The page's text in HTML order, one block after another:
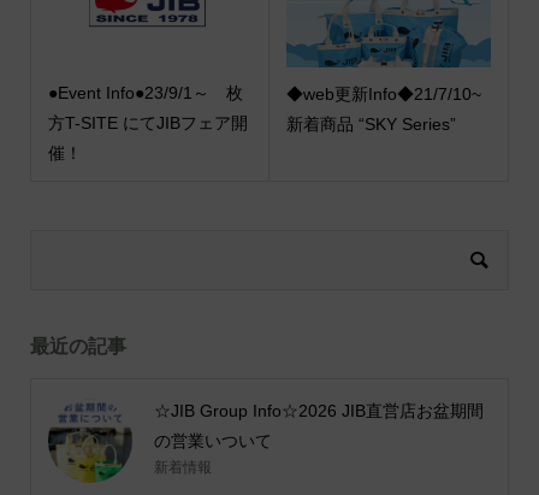
●Event Info●23/9/1～ 枚
方T-SITE にてJIBフェア開
催！
◆web更新Info◆21/7/10~
新着商品 “SKY Series”
最近の記事
☆JIB Group Info☆2026 JIB直営店お盆期間
の営業いついて
新着情報